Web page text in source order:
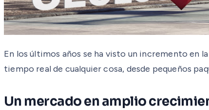
En los últimos años se ha visto un incremento en
tiempo real de cualquier cosa, desde pequeños
Un mercado en amplio